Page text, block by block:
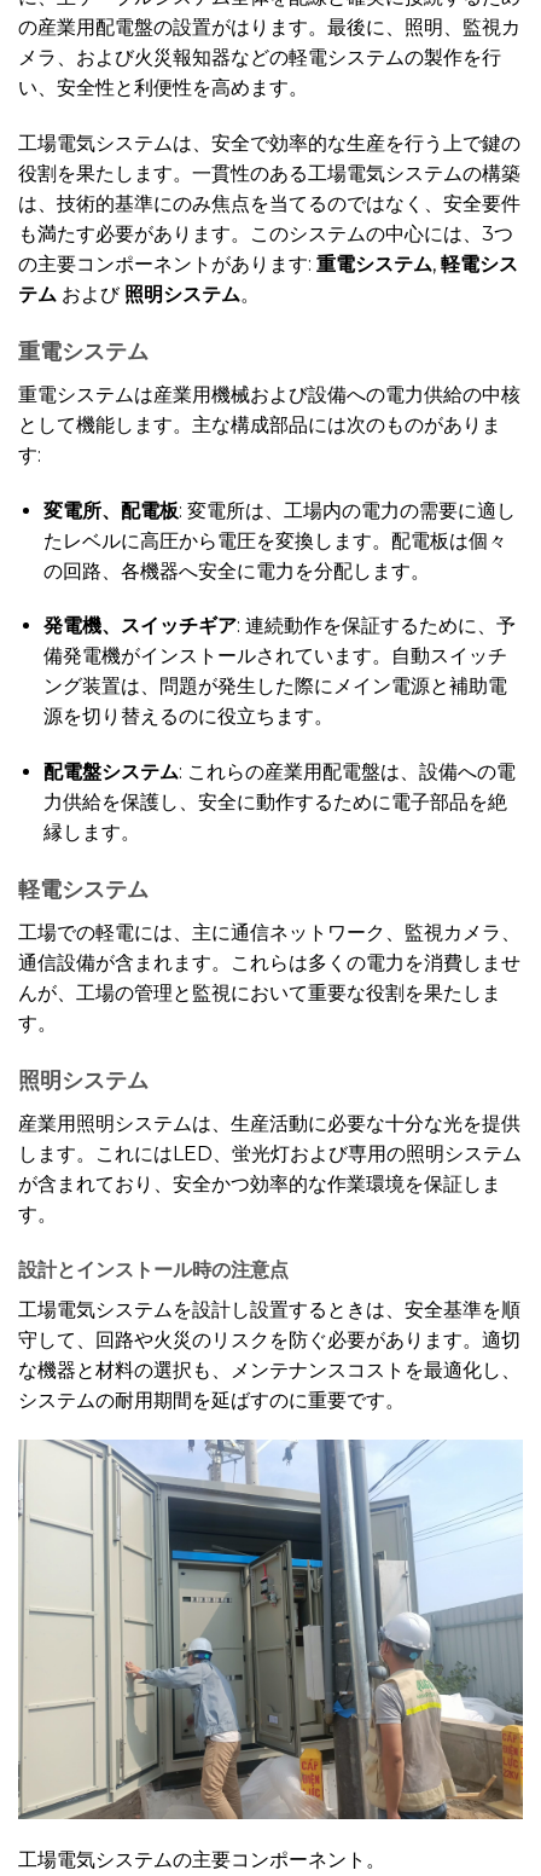
の産業用配電盤の設置がはります。最後に、照明、監視カ
メラ、および火災報知器などの軽電システムの製作を行
い、安全性と利便性を高めます。
工場電気システムは、安全で効率的な生産を行う上で鍵の
役割を果たします。一貫性のある工場電気システムの構築
は、技術的基準にのみ焦点を当てるのではなく、安全要件
も満たす必要があります。このシステムの中心には、3つ
の主要コンポーネントがあります: 重電システム, 軽電シス
テム および 照明システム。
重電システム
重電システムは産業用機械および設備への電力供給の中核
として機能します。主な構成部品には次のものがありま
す:
変電所、配電板: 変電所は、工場内の電力の需要に適し
たレベルに高圧から電圧を変換します。配電板は個々
の回路、各機器へ安全に電力を分配します。
発電機、スイッチギア: 連続動作を保証するために、予
備発電機がインストールされています。自動スイッチ
ング装置は、問題が発生した際にメイン電源と補助電
源を切り替えるのに役立ちます。
配電盤システム: これらの産業用配電盤は、設備への電
力供給を保護し、安全に動作するために電子部品を絶
縁します。
軽電システム
工場での軽電には、主に通信ネットワーク、監視カメラ、
通信設備が含まれます。これらは多くの電力を消費しませ
んが、工場の管理と監視において重要な役割を果たしま
す。
照明システム
産業用照明システムは、生産活動に必要な十分な光を提供
します。これにはLED、蛍光灯および専用の照明システム
が含まれており、安全かつ効率的な作業環境を保証しま
す。
設計とインストール時の注意点
工場電気システムを設計し設置するときは、安全基準を順
守して、回路や火災のリスクを防ぐ必要があります。適切
な機器と材料の選択も、メンテナンスコストを最適化し、
システムの耐用期間を延ばすのに重要です。
工場電気システムの主要コンポーネント。